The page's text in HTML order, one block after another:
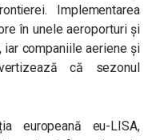
Implementarea
în unele aeroporturi și
iar companiile aeriene și
că sezonul
europeană eu-LISA,